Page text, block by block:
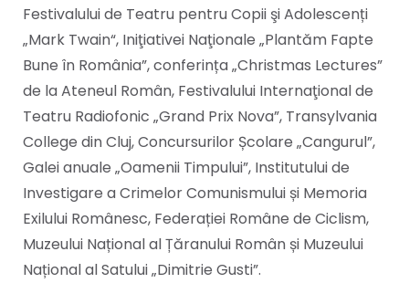
Festivalului de Teatru pentru Copii şi Adolescenți
„Mark Twain“, Iniţiativei Naţionale „Plantăm Fapte
Bune în România”, conferința „Christmas Lectures”
de la Ateneul Român, Festivalului Internaţional de
Teatru Radiofonic „Grand Prix Nova”, Transylvania
College din Cluj, Concursurilor Școlare „Cangurul”,
Galei anuale „Oamenii Timpului”, Institutului de
Investigare a Crimelor Comunismului și Memoria
Exilului Românesc, Federației Române de Ciclism,
Muzeului Național al Țăranului Român și Muzeului
Național al Satului „Dimitrie Gusti”.